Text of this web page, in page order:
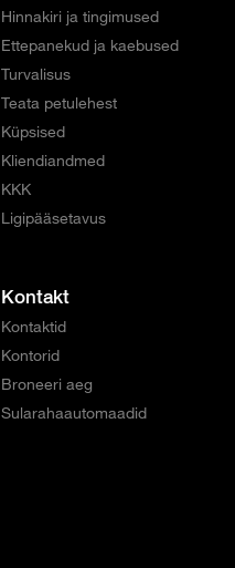
Hinnakiri ja tingimused
Ettepanekud ja kaebused
Turvalisus
Teata petulehest
Küpsised
Kliendiandmed
KKK
Ligipääsetavus
Kontakt
Kontaktid
Kontorid
Broneeri aeg
Sularahaautomaadid